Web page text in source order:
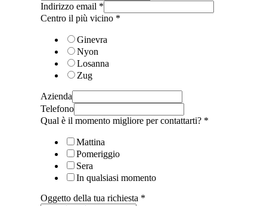
Indirizzo email *
Centro il più vicino *
Ginevra
Nyon
Losanna
Zug
Azienda
Telefono
Qual è il momento migliore per contattarti? *
Mattina
Pomeriggio
Sera
In qualsiasi momento
Oggetto della tua richiesta *